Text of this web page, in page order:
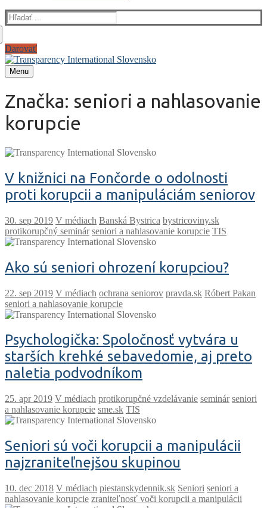
Hľadať:
Darovať
Menu
Značka: seniori a nahlasovanie
korupcie
V knižnici na Fončorde o odolnosti
proti korupcii a manipuláciám seniorov
V médiach Banská Bystrica bystricoviny.sk
protikorupčný seminár seniori a nahlasovanie korupcie TIS
Ako sú seniori ohrození korupciou?
V médiach ochrana seniorov pravda.sk Róbert Pakan
seniori a nahlasovanie korupcie
Psychologička: Spoločnosť vytvára u
starších krehké sebavedomie, aj preto
naletia podvodníkom
V médiach protikorupčné vzdelávanie seminár seniori
a nahlasovanie korupcie sme.sk TIS
Seniori sú voči korupcii a manipulácii
najzraniteľnejšou skupinou
V médiach piestanskydennik.sk Seniori seniori a
nahlasovanie korupcie zraniteľnosť voči korupcii a manipulácii